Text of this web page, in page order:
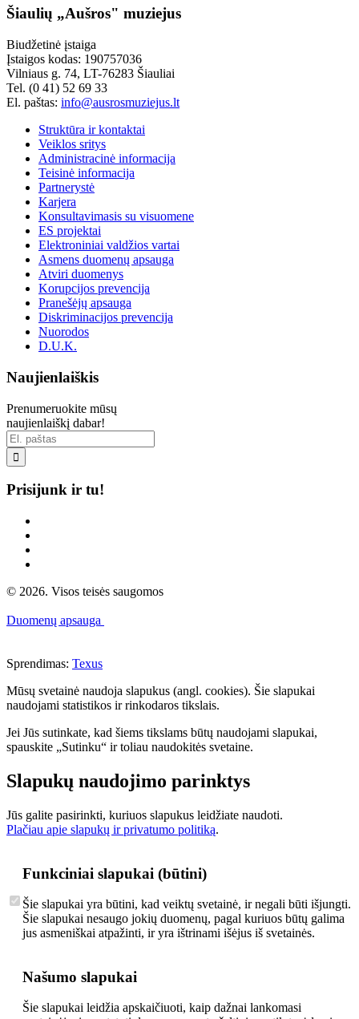
Šiaulių „Aušros" muziejus
Biudžetinė įstaiga
Įstaigos kodas: 190757036
Vilniaus g. 74, LT-76283 Šiauliai
Tel. (0 41) 52 69 33
El. paštas: info@ausrosmuziejus.lt
Struktūra ir kontaktai
Veiklos sritys
Administracinė informacija
Teisinė informacija
Partnerystė
Karjera
Konsultavimasis su visuomene
ES projektai
Elektroniniai valdžios vartai
Asmens duomenų apsauga
Atviri duomenys
Korupcijos prevencija
Pranešėjų apsauga
Diskriminacijos prevencija
Nuorodos
D.U.K.
Naujienlaiškis
Prenumeruokite mūsų
naujienlaiškį dabar!

Prisijunk ir tu!
© 2026. Visos teisės saugomos
Duomenų apsauga
Sprendimas: Texus
Mūsų svetainė naudoja slapukus (angl. cookies). Šie slapukai
naudojami statistikos ir rinkodaros tikslais.
Jei Jūs sutinkate, kad šiems tikslams būtų naudojami slapukai,
spauskite „Sutinku“ ir toliau naudokitės svetaine.
Slapukų naudojimo parinktys
Jūs galite pasirinkti, kuriuos slapukus leidžiate naudoti.
Plačiau apie slapukų ir privatumo politiką.
Funkciniai slapukai (būtini)
Šie slapukai yra būtini, kad veiktų svetainė, ir negali būti išjungti.
Šie slapukai nesaugo jokių duomenų, pagal kuriuos būtų galima
jus asmeniškai atpažinti, ir yra ištrinami išėjus iš svetainės.
Našumo slapukai
Šie slapukai leidžia apskaičiuoti, kaip dažnai lankomasi